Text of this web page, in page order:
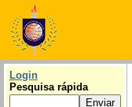
Login
Pesquisa rápida